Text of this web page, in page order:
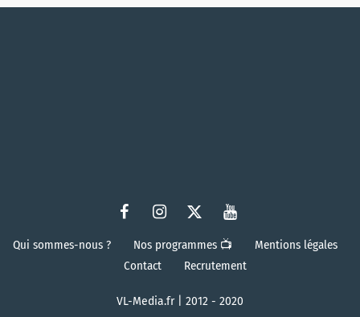
Qui sommes-nous ? Nos programmes 📺
Mentions légales
Contact
Recrutement
VL-Media.fr | 2012 - 2020